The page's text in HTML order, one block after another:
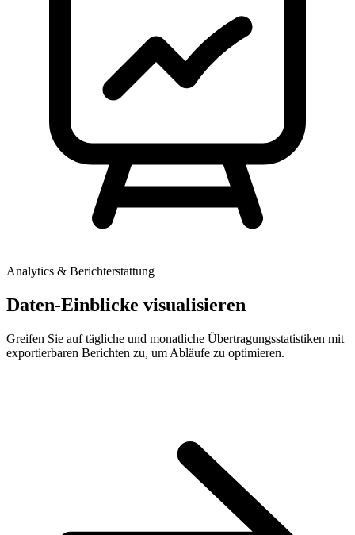
Analytics & Berichterstattung
Daten-Einblicke visualisieren
Greifen Sie auf tägliche und monatliche Übertragungsstatistiken mit
exportierbaren Berichten zu, um Abläufe zu optimieren.